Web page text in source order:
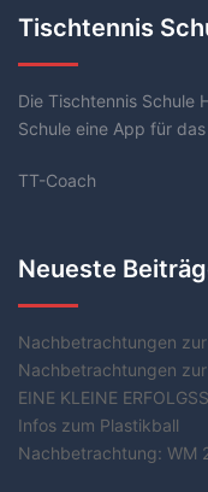
Tischtennis
Die Tischtennis Schule
Schule eine App für
TT-Coach
Neueste
Nachbetrachtungen
Nachbetrachtungen
EINE KLEINE
Infos zum Plastikball
Nachbetrachtung: WM